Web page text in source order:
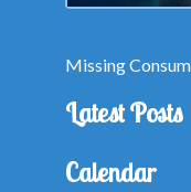
Missing
Latest Posts
Calendar